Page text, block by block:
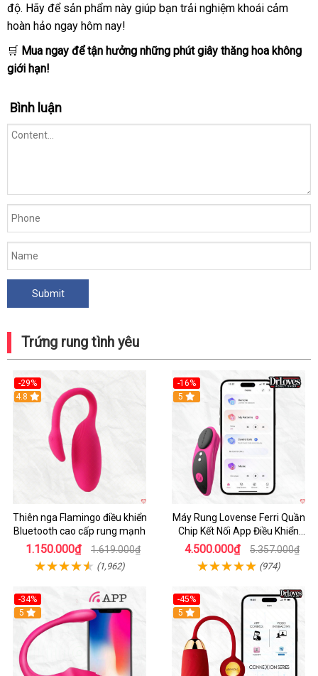
độ. Hãy để sản phẩm này giúp bạn trải nghiệm khoái cảm
hoàn hảo ngay hôm nay!
🛒 Mua ngay để tận hưởng những phút giây thăng hoa không
giới hạn!
Bình luận
Trứng rung tình yêu
-29%
Hot
4.8
Thiên nga Flamingo điều khiển
Bluetooth cao cấp rung mạnh
1.150.000₫ 1.619.000₫
(1,962)
-16%
Hot
5
Máy Rung Lovense Ferri Quần
Chip Kết Nối App Điều Khiển
Thông Minh
4.500.000₫ 5.357.000₫
(974)
-34%
5
-45%
Hot
5